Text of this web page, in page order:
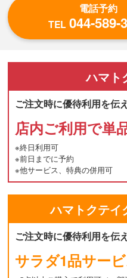
電話予約
TEL 044-589-
ハマト
ご注文時に優待利用を伝
店内ご利用で単
※終日利用可
※前日までに予約
※他サービス、特典の併用可
ハマトクテイ
ご注文時に優待利用を伝
サラダ1品サー